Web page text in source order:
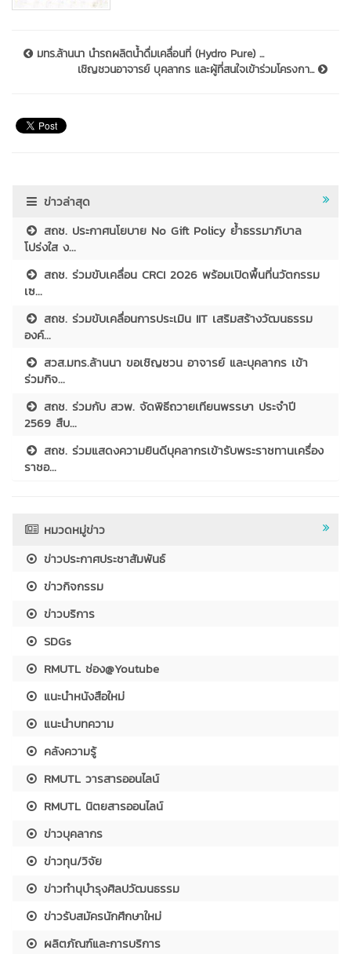
มทร.ล้านนา นำรถผลิตน้ำดื่มเคลื่อนที่ (Hydro Pure) ...
เชิญชวนอาจารย์ บุคลากร และผู้ที่สนใจเข้าร่วมโครงกา...
ข่าวล่าสุด
สถช. ประกาศนโยบาย No Gift Policy ย้ำธรรมาภิบาล
โปร่งใส ง...
สถช. ร่วมขับเคลื่อน CRCI 2026 พร้อมเปิดพื้นที่นวัตกรรม
เซ...
สถช. ร่วมขับเคลื่อนการประเมิน IIT เสริมสร้างวัฒนธรรม
องค์...
สวส.มทร.ล้านนา ขอเชิญชวน อาจารย์ และบุคลากร เข้า
ร่วมกิจ...
สถช. ร่วมกับ สวพ. จัดพิธีถวายเทียนพรรษา ประจำปี
2569 สืบ...
สถช. ร่วมแสดงความยินดีบุคลากรเข้ารับพระราชทานเครื่อง
ราชอ...
หมวดหมู่ข่าว
ข่าวประกาศประชาสัมพันธ์
ข่าวกิจกรรม
ข่าวบริการ
SDGs
RMUTL ช่อง@Youtube
แนะนำหนังสือใหม่
แนะนำบทความ
คลังความรู้
RMUTL วารสารออนไลน์
RMUTL นิตยสารออนไลน์
ข่าวบุคลากร
ข่าวทุน/วิจัย
ข่าวทำนุบำรุงศิลปวัฒนธรรม
ข่าวรับสมัครนักศึกษาใหม่
ผลิตภัณฑ์และการบริการ